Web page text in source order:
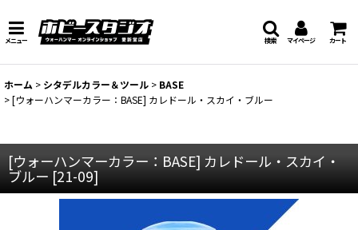
メニュー マイページ カート
検索
ホーム > シタデルカラー＆ツール > BASE
>[ウォーハンマーカラー：BASE] カレドール・スカイ・ブルー
[ウォーハンマーカラー：BASE] カレドール・スカイ・
ブルー [21-09]